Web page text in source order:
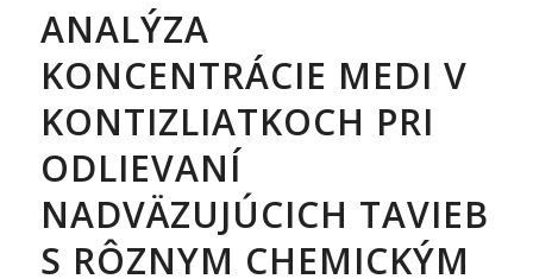
ANALÝZA
KONCENTRÁCIE MEDI V
KONTIZLIATKOCH PRI
ODLIEVANÍ
NADVÄZUJÚCICH TAVIEB
S RÔZNYM CHEMICKÝM